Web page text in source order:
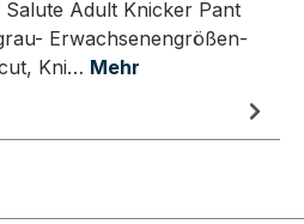
Adult Knicker Pant
Erwachsenengrößen-
Kni… Mehr